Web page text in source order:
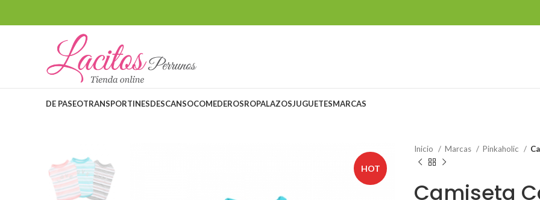
DE PASEOTRANSPORTINESDESCANSOCOMEDEROSROPALAZOSJUGUETESMARCAS
HOT
Inicio Marcas Pinkaholic
Camiseta